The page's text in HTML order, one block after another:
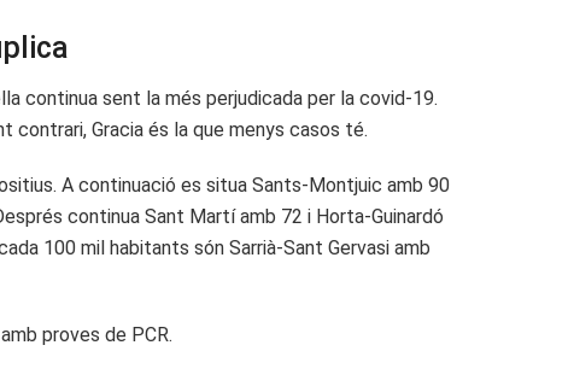
continua sent la més perjudicada per la covid-19.
contrari, Gracia és la que menys casos té.
A continuació es situa Sants-Montjuic amb 90
continua Sant Martí amb 72 i Horta-Guinardó
100 mil habitants són Sarrià-Sant Gervasi amb
proves de PCR.